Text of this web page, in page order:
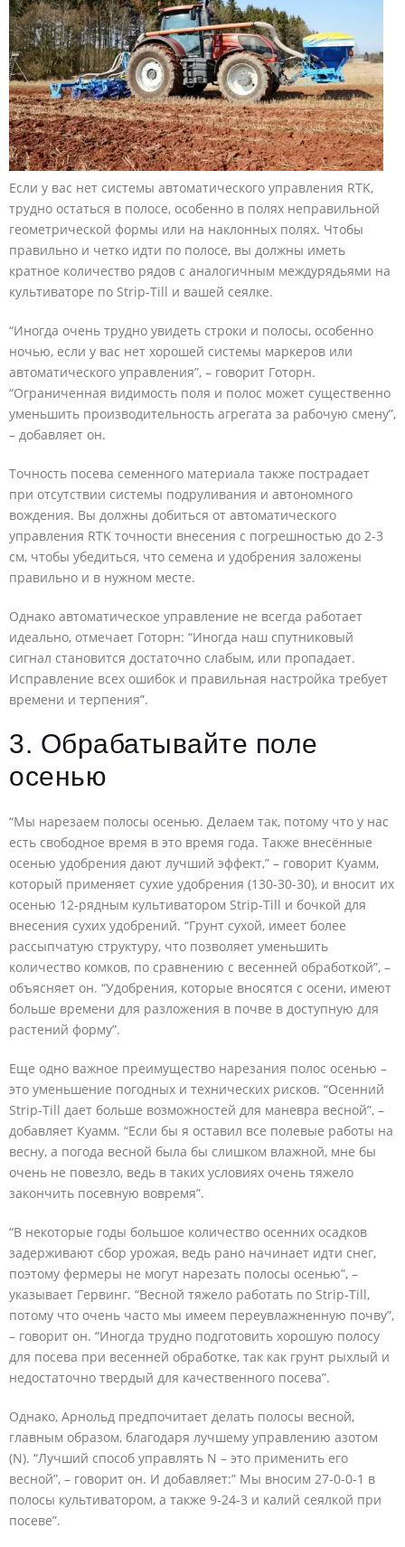
Если у вас нет системы автоматического управления RTK,
трудно остаться в полосе, особенно в полях неправильной
геометрической формы или на наклонных полях. Чтобы
правильно и четко идти по полосе, вы должны иметь
кратное количество рядов с аналогичным междурядьями на
культиваторе по Strip-Till и вашей сеялке.
“Иногда очень трудно увидеть строки и полосы, особенно
ночью, если у вас нет хорошей системы маркеров или
автоматического управления”, – говорит Готорн.
“Ограниченная видимость поля и полос может существенно
уменьшить производительность агрегата за рабочую смену”,
– добавляет он.
Точность посева семенного материала также пострадает
при отсутствии системы подруливания и автономного
вождения. Вы должны добиться от автоматического
управления RTK точности внесения с погрешностью до 2-3
см, чтобы убедиться, что семена и удобрения заложены
правильно и в нужном месте.
Однако автоматическое управление не всегда работает
идеально, отмечает Готорн: “Иногда наш спутниковый
сигнал становится достаточно слабым, или пропадает.
Исправление всех ошибок и правильная настройка требует
времени и терпения”.
3. Обрабатывайте поле
осенью
“Мы нарезаем полосы осенью. Делаем так, потому что у нас
есть свободное время в это время года. Также внесённые
осенью удобрения дают лучший эффект,” – говорит Куамм,
который применяет сухие удобрения (130-30-30), и вносит их
осенью 12-рядным культиватором Strip-Till и бочкой для
внесения сухих удобрений. “Грунт сухой, имеет более
рассыпчатую структуру, что позволяет уменьшить
количество комков, по сравнению с весенней обработкой”, –
объясняет он. “Удобрения, которые вносятся с осени, имеют
больше времени для разложения в почве в доступную для
растений форму”.
Еще одно важное преимущество нарезания полос осенью –
это уменьшение погодных и технических рисков. “Осенний
Strip-Till дает больше возможностей для маневра весной”, –
добавляет Куамм. “Если бы я оставил все полевые работы на
весну, а погода весной была бы слишком влажной, мне бы
очень не повезло, ведь в таких условиях очень тяжело
закончить посевную вовремя”.
“В некоторые годы большое количество осенних осадков
задерживают сбор урожая, ведь рано начинает идти снег,
поэтому фермеры не могут нарезать полосы осенью”, –
указывает Гервинг. “Весной тяжело работать по Strip-Till,
потому что очень часто мы имеем переувлажненную почву”,
– говорит он. “Иногда трудно подготовить хорошую полосу
для посева при весенней обработке, так как грунт рыхлый и
недостаточно твердый для качественного посева”.
Однако, Арнольд предпочитает делать полосы весной,
главным образом, благодаря лучшему управлению азотом
(N). “Лучший способ управлять N – это применить его
весной”, – говорит он. И добавляет:” Мы вносим 27-0-0-1 в
полосы культиватором, а также 9-24-3 и калий сеялкой при
посеве”.